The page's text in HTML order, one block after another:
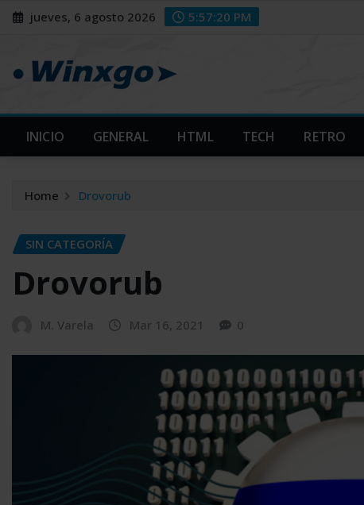
Skip jueves, 6 agosto 2026 5:57:21 PM
INICIO GENERAL HTML TECH RETRO
Home Drovorub
SIN CATEGORÍA
Drovorub
M. Varela Mar 16, 2021 0
modal-check
modal-check